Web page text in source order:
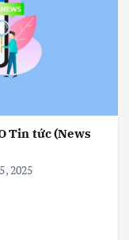
Tin tức (News
2025